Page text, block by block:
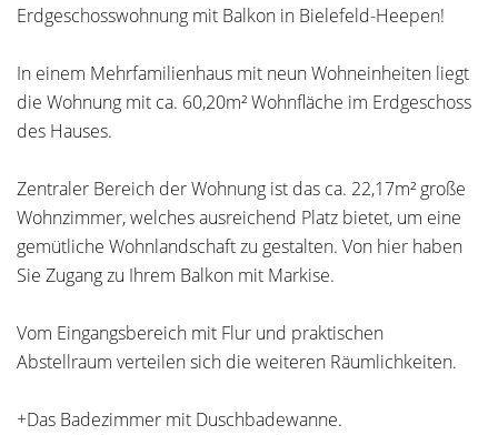
Erdgeschosswohnung mit Balkon in Bielefeld-Heepen!
In einem Mehrfamilienhaus mit neun Wohneinheiten liegt
die Wohnung mit ca. 60,20m² Wohnfläche im Erdgeschoss
des Hauses.
Zentraler Bereich der Wohnung ist das ca. 22,17m² große
Wohnzimmer, welches ausreichend Platz bietet, um eine
gemütliche Wohnlandschaft zu gestalten. Von hier haben
Sie Zugang zu Ihrem Balkon mit Markise.
Vom Eingangsbereich mit Flur und praktischen
Abstellraum verteilen sich die weiteren Räumlichkeiten.
+Das Badezimmer mit Duschbadewanne.